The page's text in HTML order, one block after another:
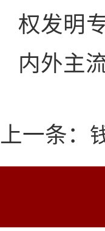
权发明
内外主
上一条：